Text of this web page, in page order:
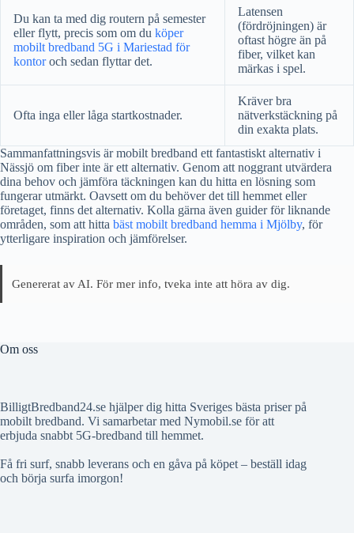
Du kan ta med dig routern på semester
eller flytt, precis som om du köper
mobilt bredband 5G i Mariestad för
kontoroch sedan flyttar det.
Latensen
(fördröjningen) är
oftast högre än på
fiber, vilket kan
märkas i spel.
Ofta inga eller låga startkostnader.
Kräver bra
nätverkstäckning på
din exakta plats.
Sammanfattningsvis är mobilt bredband ett fantastiskt alternativ i
Nässjö om fiber inte är ett alternativ. Genom att noggrant utvärdera
dina behov och jämföra täckningen kan du hitta en lösning som
fungerar utmärkt. Oavsett om du behöver det till hemmet eller
företaget, finns det alternativ. Kolla gärna även guider för liknande
områden, som att hitta bäst mobilt bredband hemma i Mjölby, för
ytterligare inspiration och jämförelser.
Genererat av AI. För mer info, tveka inte att höra av dig.
Om oss
BilligtBredband24.se hjälper dig hitta Sveriges bästa priser på
mobilt bredband. Vi samarbetar med Nymobil.se för att
erbjuda snabbt 5G-bredband till hemmet.
Få fri surf, snabb leverans och en gåva på köpet – beställ idag
och börja surfa imorgon!